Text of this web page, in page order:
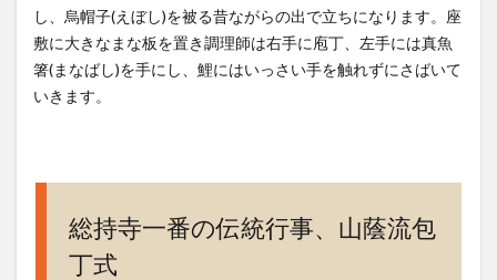
し、烏帽子(えぼし)を被る昔ながらの出で立ちになります。座
敷に大きなまな板を置き調理師は右手に庖丁、左手には真魚
箸(まなばし)を手にし、鯉にはいっさい手を触れずにさばいて
いきます。
総持寺一番の伝統行事、山蔭流包
丁式